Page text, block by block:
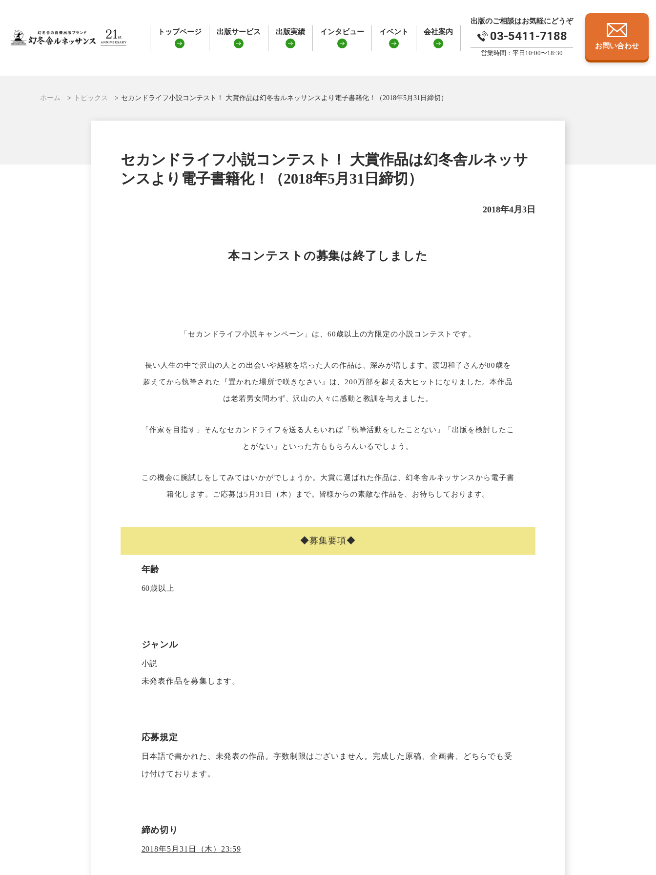
トップページ 出版サービス 出版実績 インタビュー イベント 会社案内
出版のご相談はお気軽にどうぞ
03-5411-7188
営業時間：平日10:00〜18:30
お問い合わせ
ホーム トピックス セカンドライフ小説コンテスト！ 大賞作品は幻冬舎ルネッサンスより電子書籍化！（2018年5月31日締切）
セカンドライフ小説コンテスト！ 大賞作品は幻冬舎ルネッサ
ンスより電子書籍化！（2018年5月31日締切）
2018年4月3日
本コンテストの募集は終了しました
「セカンドライフ小説キャンペーン」は、60歳以上の方限定の小説コンテストです。
長い人生の中で沢山の人との出会いや経験を培った人の作品は、深みが増します。渡辺和子さんが80歳を
超えてから執筆された『置かれた場所で咲きなさい』は、200万部を超える大ヒットになりました。本作品
は老若男女問わず、沢山の人々に感動と教訓を与えました。
「作家を目指す」そんなセカンドライフを送る人もいれば「執筆活動をしたことない」「出版を検討したこ
とがない」といった方ももちろんいるでしょう。
この機会に腕試しをしてみてはいかがでしょうか。大賞に選ばれた作品は、幻冬舎ルネッサンスから電子書
籍化します。ご応募は5月31日（木）まで。皆様からの素敵な作品を、お待ちしております。
◆募集要項◆
年齢
60歳以上
ジャンル
小説
未発表作品を募集します。
応募規定
日本語で書かれた、未発表の作品。字数制限はございません。完成した原稿、企画書、どちらでも受
け付けております。
締め切り
2018年5月31日（木）23:59